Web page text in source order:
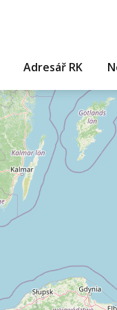
Adresář RK